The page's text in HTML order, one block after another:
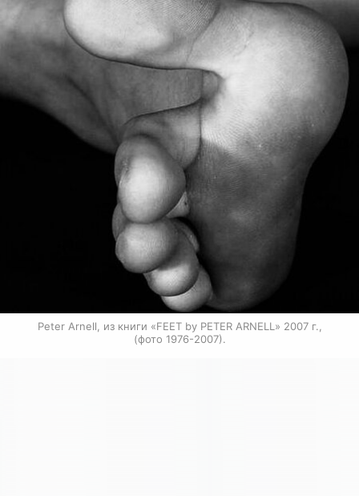
Peter Arnell, из книги «FEET by PETER ARNELL» 2007 г.,
(фото 1976-2007).